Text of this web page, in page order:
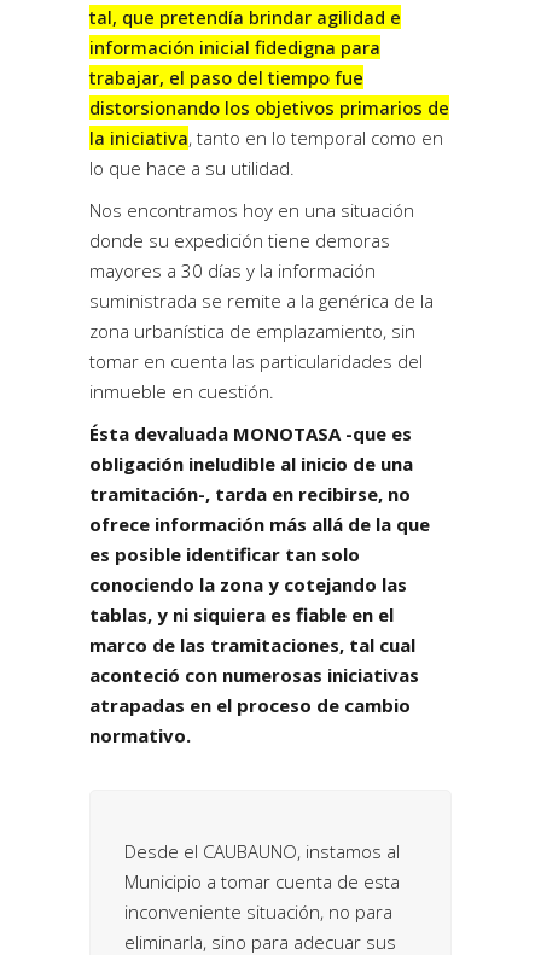
tal, que pretendía brindar agilidad e
información inicial fidedigna para
trabajar, el paso del tiempo fue
distorsionando los objetivos primarios de
la iniciativa, tanto en lo temporal como en
lo que hace a su utilidad.
Nos encontramos hoy en una situación
donde su expedición tiene demoras
mayores a 30 días y la información
suministrada se remite a la genérica de la
zona urbanística de emplazamiento, sin
tomar en cuenta las particularidades del
inmueble en cuestión.
Ésta devaluada MONOTASA -que es
obligación ineludible al inicio de una
tramitación-, tarda en recibirse, no
ofrece información más allá de la que
es posible identificar tan solo
conociendo la zona y cotejando las
tablas, y ni siquiera es fiable en el
marco de las tramitaciones, tal cual
aconteció con numerosas iniciativas
atrapadas en el proceso de cambio
normativo.
Desde el CAUBAUNO, instamos al
Municipio a tomar cuenta de esta
inconveniente situación, no para
eliminarla, sino para adecuar sus